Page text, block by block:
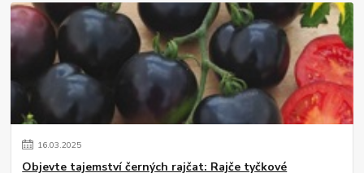
16.03.2025
Objevte tajemství černých rajčat: Rajče tyčkové